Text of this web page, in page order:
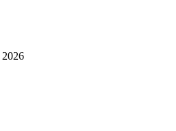
2026